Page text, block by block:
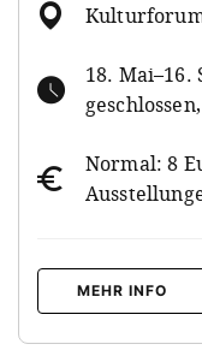
18. Mai–16.
Normal: 8
MEHR INFO